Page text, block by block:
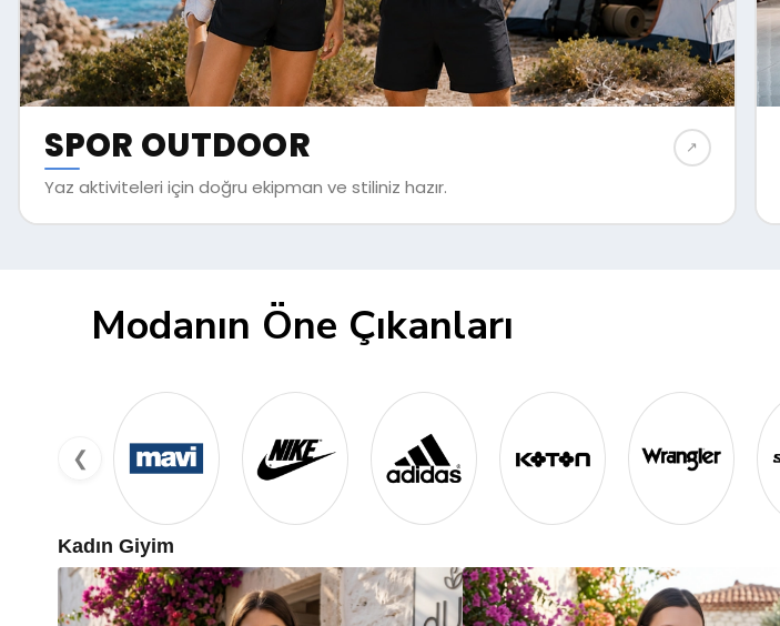
SPOR OUTDOOR
Yaz aktiviteleri için doğru ekipman ve stiliniz hazır.
↗︎
Modanın Öne Çıkanları
❮
Kadın Giyim